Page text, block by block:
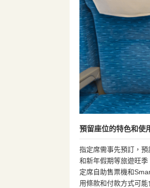
預留座位的特色和使
指定席需事先預訂，
和新年假期等旅遊旺
定席自助售票機和
用條款和付款方式可